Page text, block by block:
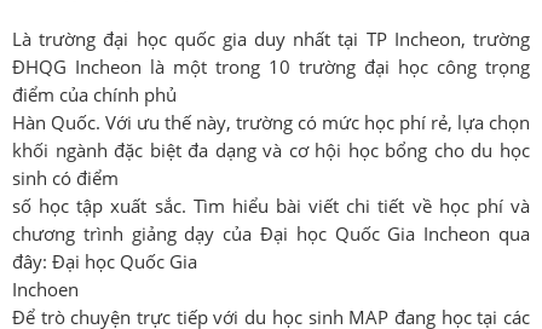
Là trường đại học quốc gia duy nhất tại TP Incheon, trường
ĐHQG Incheon là một trong 10 trường đại học công trọng
điểm của chính phủ
Hàn Quốc. Với ưu thế này, trường có mức học phí rẻ, lựa chọn
khối ngành đặc biệt đa dạng và cơ hội học bổng cho du học
sinh có điểm
số học tập xuất sắc. Tìm hiểu bài viết chi tiết về học phí và
chương trình giảng dạy của Đại học Quốc Gia Incheon qua
đây: Đại học Quốc Gia
Inchoen
Để trò chuyện trực tiếp với du học sinh MAP đang học tại các